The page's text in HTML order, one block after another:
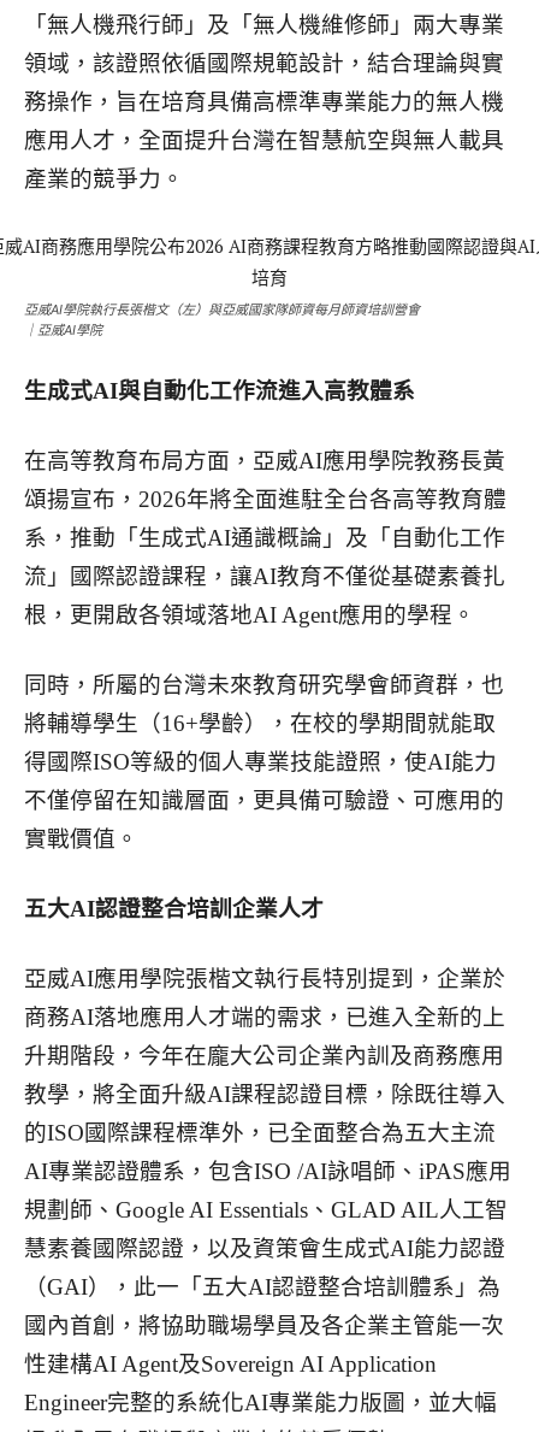
「無人機飛行師」及「無人機維修師」兩大專業
領域，該證照依循國際規範設計，結合理論與實
務操作，旨在培育具備高標準專業能力的無人機
應用人才，全面提升台灣在智慧航空與無人載具
產業的競爭力。
亞威AI學院執行長張楷文（左）與亞威國家隊師資每月師資培訓營會
｜亞威AI學院
生成式AI與自動化工作流進入高教體系
在高等教育布局方面，亞威AI應用學院教務長黃
頌揚宣布，2026年將全面進駐全台各高等教育體
系，推動「生成式AI通識概論」及「自動化工作
流」國際認證課程，讓AI教育不僅從基礎素養扎
根，更開啟各領域落地AI Agent應用的學程。
同時，所屬的台灣未來教育研究學會師資群，也
將輔導學生（16+學齡），在校的學期間就能取
得國際ISO等級的個人專業技能證照，使AI能力
不僅停留在知識層面，更具備可驗證、可應用的
實戰價值。
五大AI認證整合培訓企業人才
亞威AI應用學院張楷文執行長特別提到，企業於
商務AI落地應用人才端的需求，已進入全新的上
升期階段，今年在龐大公司企業內訓及商務應用
教學，將全面升級AI課程認證目標，除既往導入
的ISO國際課程標準外，已全面整合為五大主流
AI專業認證體系，包含ISO /AI詠唱師、iPAS應用
規劃師、Google AI Essentials、GLAD AIL人工智
慧素養國際認證，以及資策會生成式AI能力認證
（GAI），此一「五大AI認證整合培訓體系」為
國內首創，將協助職場學員及各企業主管能一次
性建構AI Agent及Sovereign AI Application
Engineer完整的系統化AI專業能力版圖，並大幅